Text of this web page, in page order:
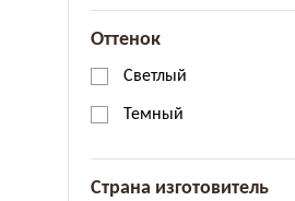
Оттенок
Светлый
Темный
Страна изготовитель